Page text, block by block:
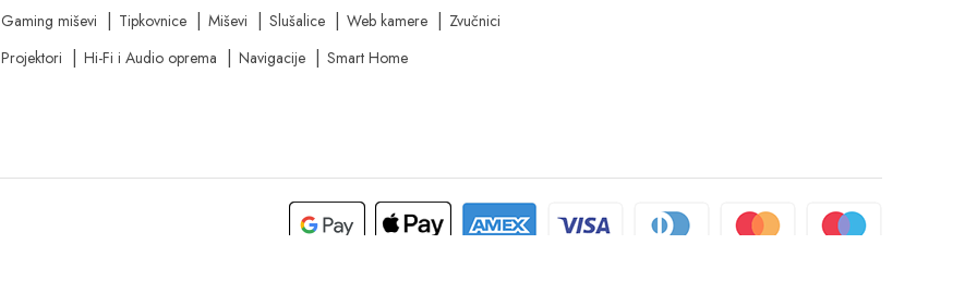
Gaming miševi Tipkovnice Miševi Slušalice Web kamere
Zvučnici
Projektori Hi-Fi i Audio oprema Navigacije
Smart Home